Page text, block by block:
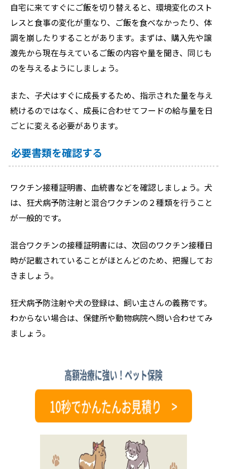
自宅に来てすぐにご飯を切り替えると、環境変化のスト
レスと食事の変化が重なり、ご飯を食べなかったり、体
調を崩したりすることがあります。まずは、購入先や譲
渡先から現在与えているご飯の内容や量を聞き、同じも
のを与えるようにしましょう。
また、子犬はすぐに成長するため、指示された量を与え
続けるのではなく、成長に合わせてフードの給与量を日
ごとに変える必要があります。
必要書類を確認する
ワクチン接種証明書、血統書などを確認しましょう。犬
は、狂犬病予防注射と混合ワクチンの２種類を行うこと
が一般的です。
混合ワクチンの接種証明書には、次回のワクチン接種日
時が記載されていることがほとんどのため、把握してお
きましょう。
狂犬病予防注射や犬の登録は、飼い主さんの義務です。
わからない場合は、保健所や動物病院へ問い合わせてみ
ましょう。